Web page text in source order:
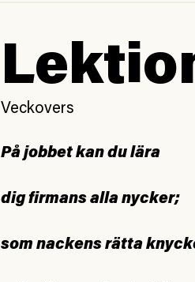
Veckovers
På jobbet kan du lära
dig firmans alla nycker;
som nackens rätta